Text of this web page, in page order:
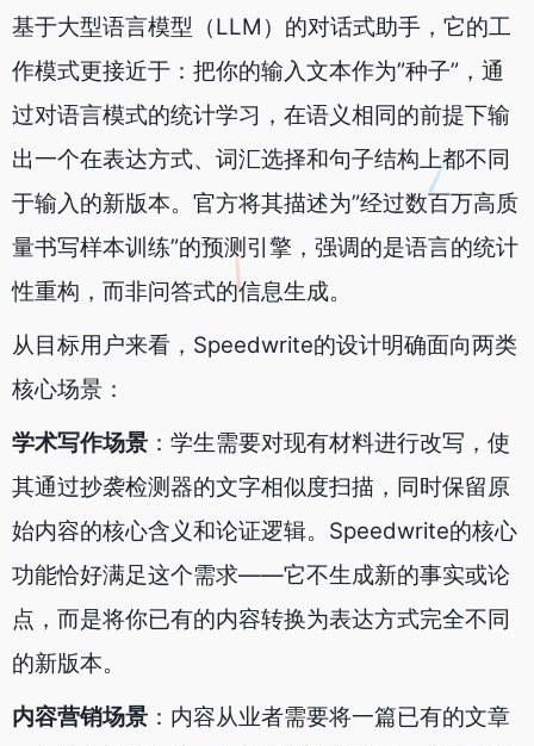
基于大型语言模型（LLM）的对话式助手，它的工
作模式更接近于：把你的输入文本作为”种子”，通
过对语言模式的统计学习，在语义相同的前提下输
出一个在表达方式、词汇选择和句子结构上都不同
于输入的新版本。官方将其描述为”经过数百万高质
量书写样本训练”的预测引擎，强调的是语言的统计
性重构，而非问答式的信息生成。
从目标用户来看，Speedwrite的设计明确面向两类
核心场景：
学术写作场景 ：学生需要对现有材料进行改写，使
其通过抄袭检测器的文字相似度扫描，同时保留原
始内容的核心含义和论证逻辑。Speedwrite的核心
功能恰好满足这个需求——它不生成新的事实或论
点，而是将你已有的内容转换为表达方式完全不同
的新版本。
内容营销场景 ：内容从业者需要将一篇已有的文章